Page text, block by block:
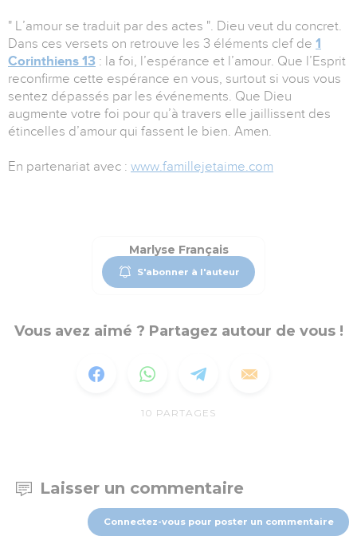
" L’amour se traduit par des actes ". Dieu veut du concret.
Dans ces versets on retrouve les 3 éléments clef de 1
Corinthiens 13 : la foi, l’espérance et l’amour. Que l’Esprit
reconfirme cette espérance en vous, surtout si vous vous
sentez dépassés par les événements. Que Dieu
augmente votre foi pour qu’à travers elle jaillissent des
étincelles d’amour qui fassent le bien. Amen.
En partenariat avec : www.famillejetaime.com
Marlyse Français
S'abonner à l'auteur
Vous avez aimé ? Partagez autour de vous !
10 PARTAGES
Laisser un commentaire
Connectez-vous pour poster un commentaire